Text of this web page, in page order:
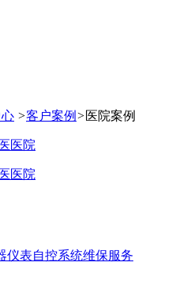
>客户案例 >医院案例
仪表自控系统维保服务